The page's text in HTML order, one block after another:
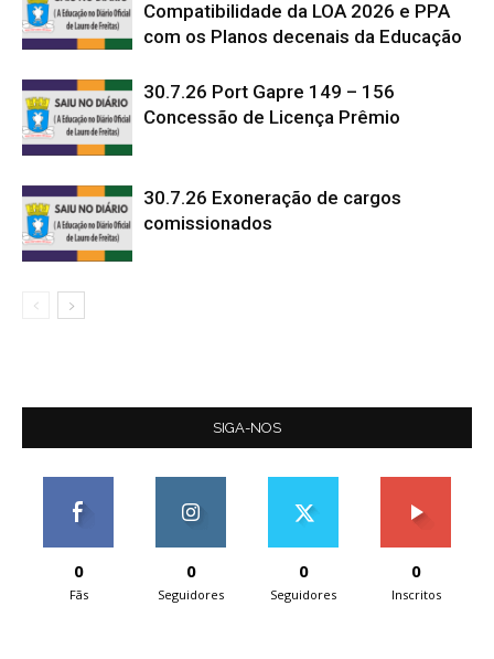
Compatibilidade da LOA 2026 e PPA
com os Planos decenais da Educação
30.7.26 Port Gapre 149 – 156
Concessão de Licença Prêmio
30.7.26 Exoneração de cargos
comissionados
SIGA-NOS
0
Fãs
0
Seguidores
0
Seguidores
0
Inscritos